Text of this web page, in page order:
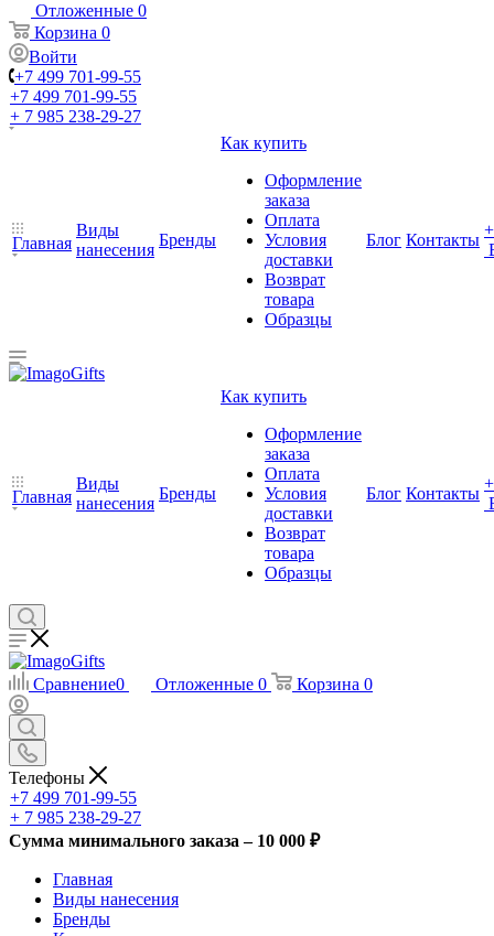
Отложенные 0
Корзина 0
Войти
+7 499 701-99-55
+7 499 701-99-55
+ 7 985 238-29-27
Главная
Виды
нанесения
Бренды
Как купить
Оформление
заказа
Оплата
Условия
доставки
Возврат
товара
Образцы
Блог Контакты
+
Главная
Виды
нанесения
Бренды
Как купить
Оформление
заказа
Оплата
Условия
доставки
Возврат
товара
Образцы
Блог Контакты
+
Сравнение0 Отложенные 0 Корзина 0
Телефоны
+7 499 701-99-55
+ 7 985 238-29-27
Сумма минимального заказа – 10 000 ₽
Главная
Виды нанесения
Бренды